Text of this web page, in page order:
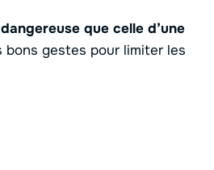
que celle d’une
bons gestes pour limiter les